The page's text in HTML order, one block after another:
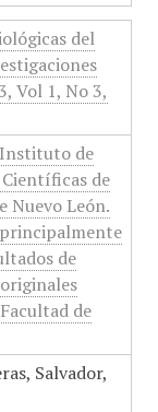
del
Vol 1, No 3,
de
de
Nuevo León.
de
de
Salvador,